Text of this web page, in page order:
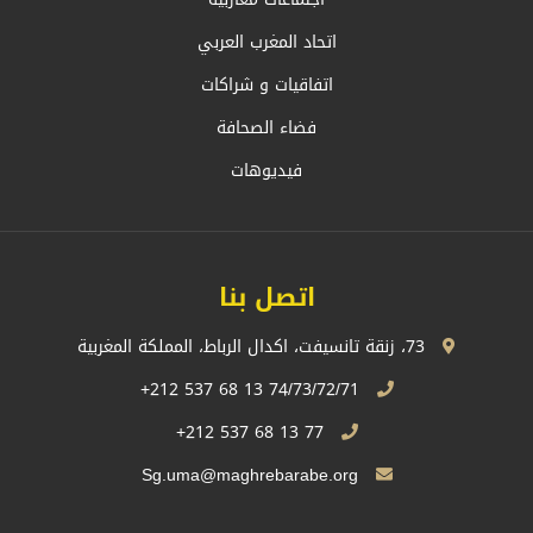
اتحاد المغرب العربي
اتفاقيات و شراكات
فضاء الصحافة
فيديوهات
اتصل بنا
77 13 68 537 212+